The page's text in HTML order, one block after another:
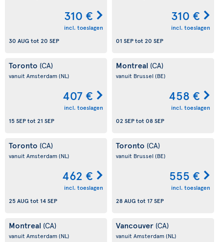
310 €
incl. toeslagen
30 AUG tot 20 SEP
310 €
incl. toeslagen
01 SEPtot 20 SEP
Toronto (CA)
vanuit Amsterdam(NL)
407 €
incl. toeslagen
15 SEPtot 21 SEP
Montreal (CA)
vanuit Brussel (BE)
458 €
incl. toeslagen
02 SEPtot 08 SEP
Toronto (CA)
vanuit Amsterdam(NL)
462 €
incl. toeslagen
25 AUG tot 14 SEP
Toronto (CA)
vanuit Brussel (BE)
555 €
incl. toeslagen
28 AUG tot 17 SEP
Montreal (CA)
vanuit Amsterdam(NL)
Vancouver (CA)
vanuit Amsterdam(NL)